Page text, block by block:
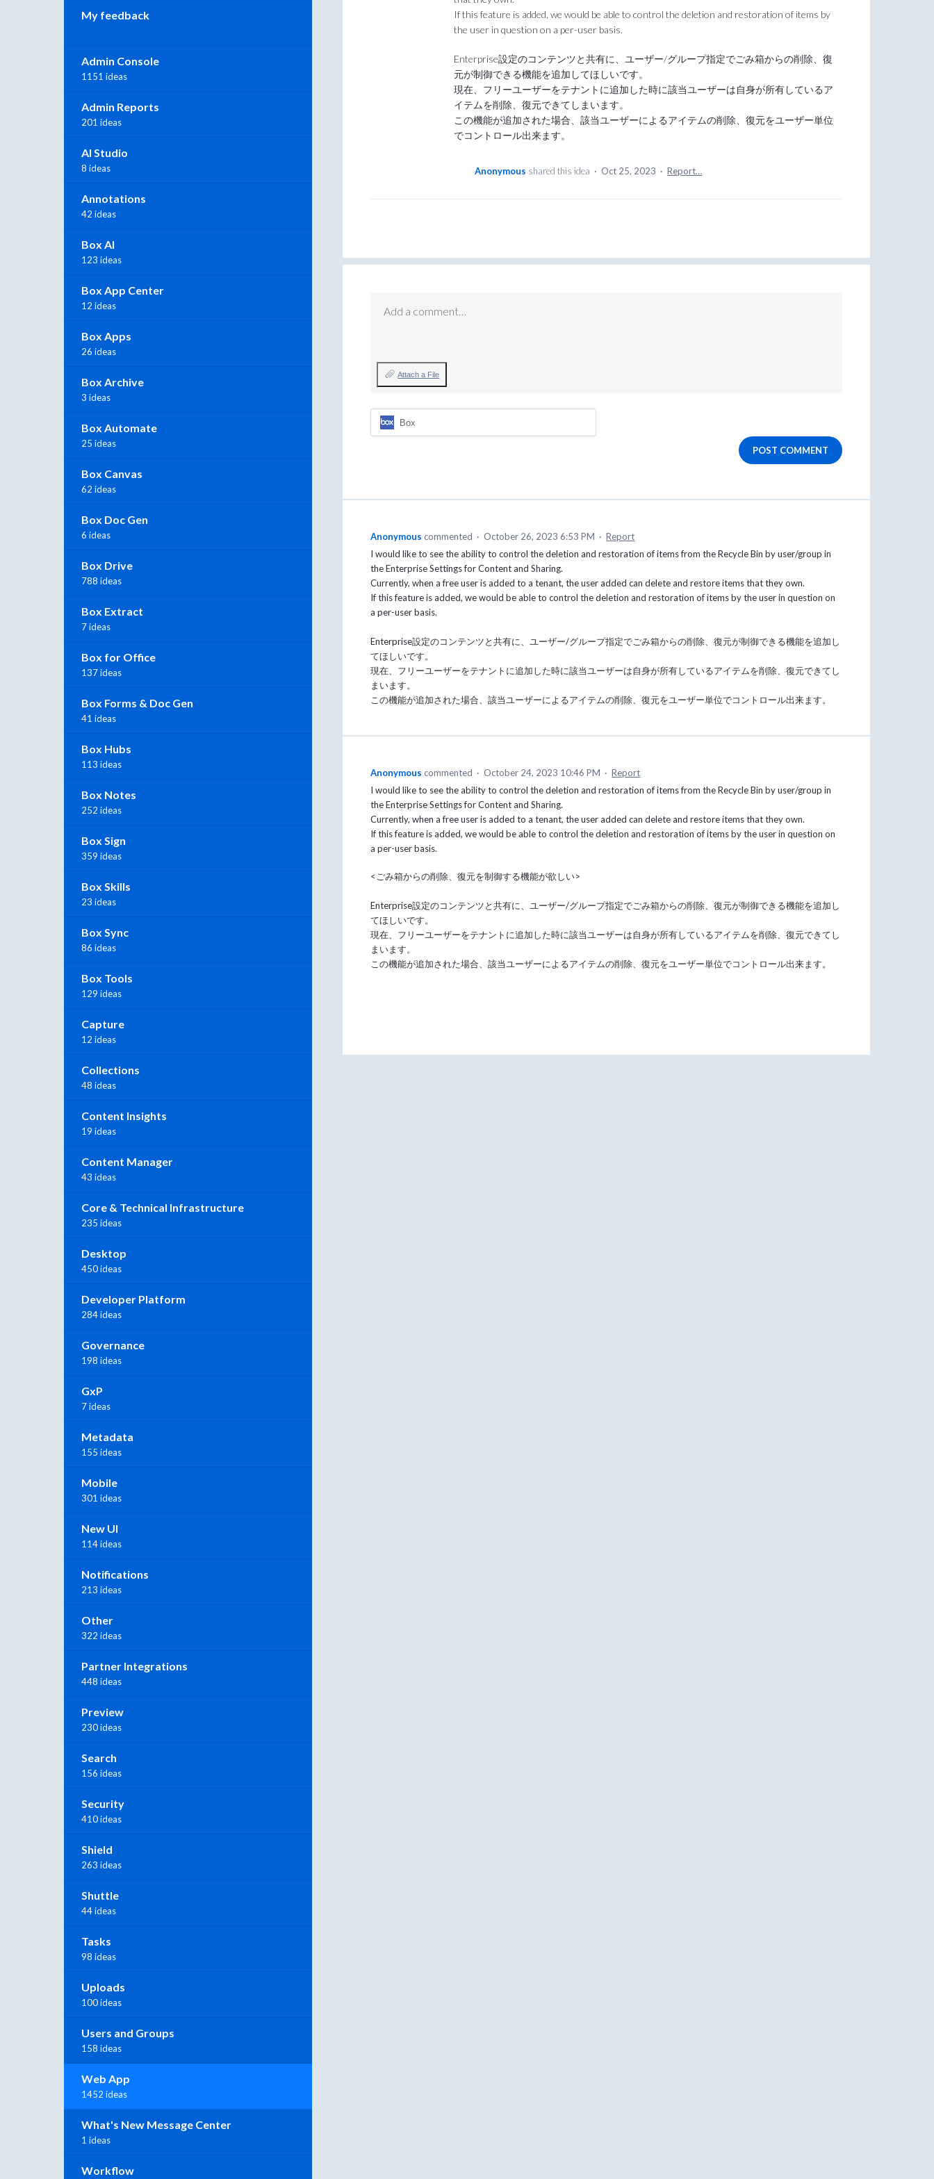
If this feature is added, we would be able to control the deletion and restoration of items by
the user in question on a per-user basis.
Enterprise設定のコンテンツと共有に、ユーザー/グループ指定でごみ箱からの削除、復
元が制御できる機能を追加してほしいです。
現在、フリーユーザーをテナントに追加した時に該当ユーザーは自身が所有しているア
イテムを削除、復元できてしまいます。
この機能が追加された場合、該当ユーザーによるアイテムの削除、復元をユーザー単位
でコントロール出来ます。
Anonymous shared this idea · Oct 25, 2023 · Report…
Add a comment…
Attach a File
Box
POST COMMENT
Anonymous commented · October 26, 2023 6:53 PM · Report
I would like to see the ability to control the deletion and restoration of items from the Recycle Bin by user/group in
the Enterprise Settings for Content and Sharing.
Currently, when a free user is added to a tenant, the user added can delete and restore items that they own.
If this feature is added, we would be able to control the deletion and restoration of items by the user in question on
a per-user basis.
Enterprise設定のコンテンツと共有に、ユーザー/グループ指定でごみ箱からの削除、復元が制御できる機能を追加し
てほしいです。
現在、フリーユーザーをテナントに追加した時に該当ユーザーは自身が所有しているアイテムを削除、復元できてし
まいます。
この機能が追加された場合、該当ユーザーによるアイテムの削除、復元をユーザー単位でコントロール出来ます。
Anonymous commented · October 24, 2023 10:46 PM · Report
I would like to see the ability to control the deletion and restoration of items from the Recycle Bin by user/group in
the Enterprise Settings for Content and Sharing.
Currently, when a free user is added to a tenant, the user added can delete and restore items that they own.
If this feature is added, we would be able to control the deletion and restoration of items by the user in question on
a per-user basis.
<ごみ箱からの削除、復元を制御する機能が欲しい>
Enterprise設定のコンテンツと共有に、ユーザー/グループ指定でごみ箱からの削除、復元が制御できる機能を追加し
てほしいです。
現在、フリーユーザーをテナントに追加した時に該当ユーザーは自身が所有しているアイテムを削除、復元できてし
まいます。
この機能が追加された場合、該当ユーザーによるアイテムの削除、復元をユーザー単位でコントロール出来ます。
My feedback
Admin Console
1151 ideas
Admin Reports
201 ideas
AI Studio
8 ideas
Annotations
42 ideas
Box AI
123 ideas
Box App Center
12 ideas
Box Apps
26 ideas
Box Archive
3 ideas
Box Automate
25 ideas
Box Canvas
62 ideas
Box Doc Gen
6 ideas
Box Drive
788 ideas
Box Extract
7 ideas
Box for Office
137 ideas
Box Forms & Doc Gen
41 ideas
Box Hubs
113 ideas
Box Notes
252 ideas
Box Sign
359 ideas
Box Skills
23 ideas
Box Sync
86 ideas
Box Tools
129 ideas
Capture
12 ideas
Collections
48 ideas
Content Insights
19 ideas
Content Manager
43 ideas
Core & Technical Infrastructure
235 ideas
Desktop
450 ideas
Developer Platform
284 ideas
Governance
198 ideas
GxP
7 ideas
Metadata
155 ideas
Mobile
301 ideas
New UI
114 ideas
Notifications
213 ideas
Other
322 ideas
Partner Integrations
448 ideas
Preview
230 ideas
Search
156 ideas
Security
410 ideas
Shield
263 ideas
Shuttle
44 ideas
Tasks
98 ideas
Uploads
100 ideas
Users and Groups
158 ideas
Web App
1452 ideas
What's New Message Center
1 ideas
Workflow